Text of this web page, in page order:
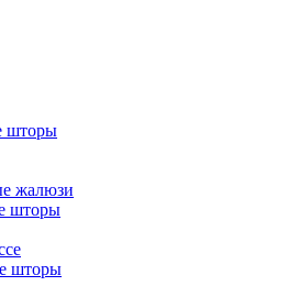
шторы
жалюзи
шторы
шторы